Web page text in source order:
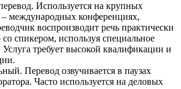
Используется на крупных
– международных конференциях,
воспроизводит речь практически
спикером, используя специальное
Услуга требует высокой квалификации и
Перевод озвучивается в паузах
Часто используется на деловых